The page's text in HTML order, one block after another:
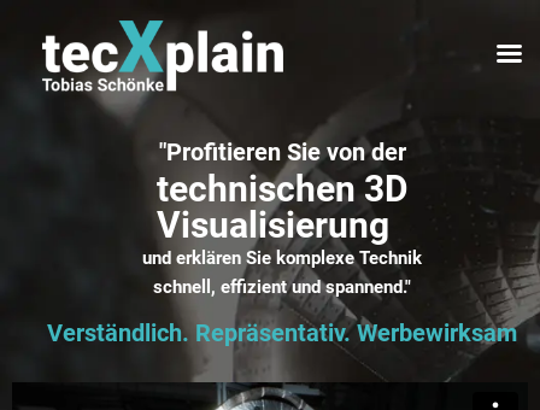
"Profitieren Sie von der
technischen 3D
Visualisierung
und erklären Sie komplexe Technik
schnell, effizient und spannend."
Verständlich. Repräsentativ. Werbewirksam